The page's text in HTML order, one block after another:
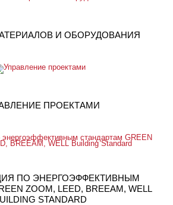
И ОБОРУДОВАНИЯ
ПРОЕКТАМИ
ПО ЭНЕРГОЭФФЕКТИВНЫМ
ZOOM, LEED, BREEAM, WELL
STANDARD